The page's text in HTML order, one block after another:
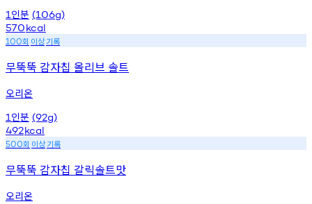
1 인분 (106g)
570kcal
100회 이상기록
무뚝뚝 감자칩 올리브 솔트
오리온
1 인분 (92g)
492kcal
500회 이상기록
무뚝뚝 감자칩 갈릭솔트맛
오리온